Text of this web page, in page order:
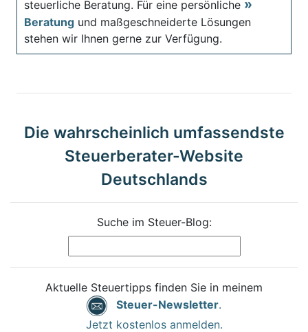
steuerliche Beratung. Für eine persönliche
Beratung und maßgeschneiderte Lösungen
stehen wir Ihnen gerne zur Verfügung.
Die wahrscheinlich umfassendste
Steuerberater-Website
Deutschlands
Suche im Steuer-Blog:
Aktuelle Steuertipps finden Sie in meinem
Steuer-Newsletter.
Jetzt kostenlos anmelden.